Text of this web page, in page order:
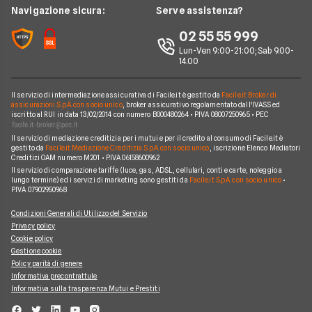
News
Chi siamo
Perché scegliere Facile.it
Mappa del sito
Wind Tre
Aruba
Eolo
Operatori Internet Casa
Notizie internet casa
Domande frequenti internet casa
Navigazione sicura: Serve assistenza?
02 55 55 999
Lun-Ven 9:00-21:00; Sab 9.00-
14.00
Il servizio di intermediazione assicurativa di Facile.it è gestito da Facile.it Broker di
assicurazioni S.p.A. con socio unico, broker assicurativo regolamentato dall'IVASS ed
iscritto al RUI in data 13/02/2014 con numero B000480264 • P.IVA 08007250965 • PEC
Il servizio di mediazione creditizia per i mutui e per il credito al consumo di Facile.it è
gestito da Facile.it Mediazione Creditizia S.p.A. con socio unico , iscrizione Elenco Mediatori
Creditizi OAM numero M201 • P.IVA 06158600962
Il servizio di comparazione tariffe (luce, gas, ADSL, cellulari, conti e carte, noleggio a
lungo termine) ed i servizi di marketing sono gestiti da Facile.it S.p.A. con socio unico•
P.IVA 07902950968
Condizioni Generali di Utilizzo del Servizio
Privacy policy
Cookie policy
Gestione cookie
Policy parità di genere
Informativa precontrattule
Informativa sulla trasparenza Mutui e Prestiti